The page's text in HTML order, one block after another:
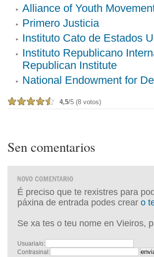
Alliance of Youth
Primero Justicia
Instituto Cato de Estados
Instituto Republicano
Republican Institute
National Endowment for
4,5/5 (8 votos)
Sen comentarios
É preciso que te rexistres para
páxina de entrada podes crear o
Se xa tes o teu nome en Vieiros,
Usuaria/o:
Contrasinal: